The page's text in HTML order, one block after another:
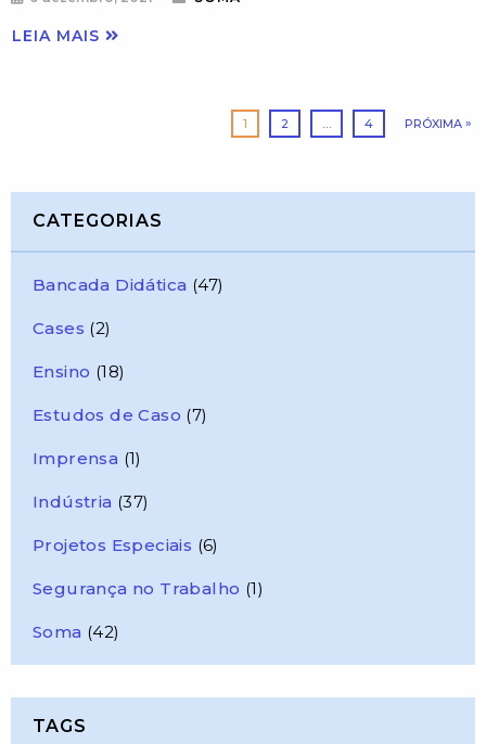
LEIA MAIS
1 2 … 4 PRÓXIMA
CATEGORIAS
Bancada Didática (47)
Cases (2)
Ensino (18)
Estudos de Caso (7)
Imprensa (1)
Indústria (37)
Projetos Especiais (6)
Segurança no Trabalho (1)
Soma (42)
TAGS